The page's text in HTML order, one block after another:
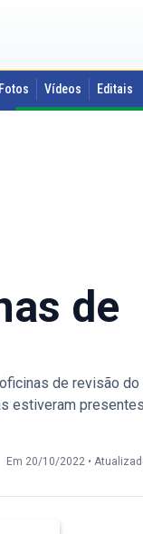
Fotos Vídeos Editais
de
de revisão
estiveram
Em 20/10/2022 •